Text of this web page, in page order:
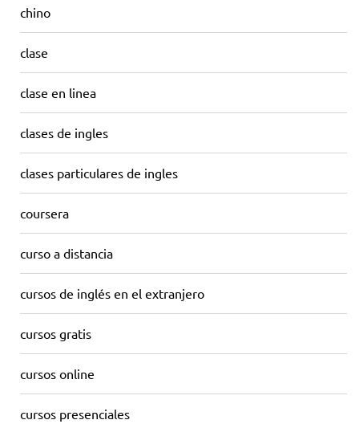
chino
clase
clase en linea
clases de ingles
clases particulares de ingles
coursera
curso a distancia
cursos de inglés en el extranjero
cursos gratis
cursos online
cursos presenciales